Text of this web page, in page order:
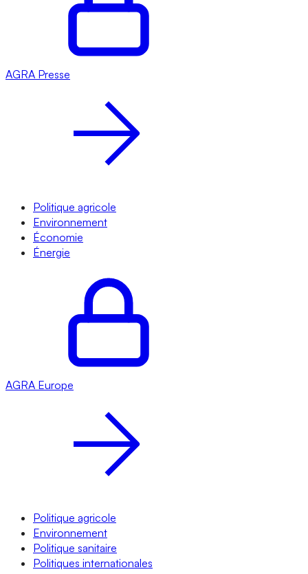
AGRA Presse
Politique agricole
Environnement
Économie
Énergie
AGRA Europe
Politique agricole
Environnement
Politique sanitaire
Politiques internationales